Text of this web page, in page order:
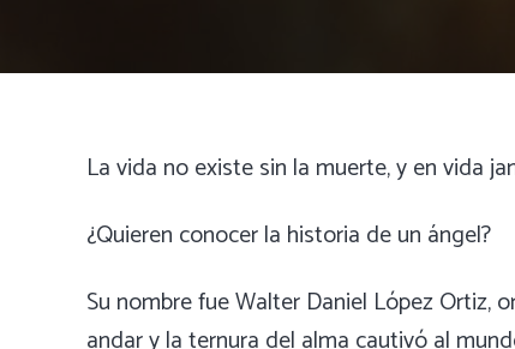
La vida no existe sin la muerte, y en vida
¿Quieren conocer la historia de un ángel?
Su nombre fue Walter Daniel López Ortiz,